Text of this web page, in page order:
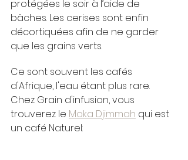
protégées le soir à l’aide de
bâches. Les cerises sont enfin
décortiquées afin de ne garder
que les grains verts.
Ce sont souvent les cafés
d'Afrique, l'eau étant plus rare.
Chez Grain d'infusion, vous
trouverez le Moka Djimmah qui est
un café Naturel: